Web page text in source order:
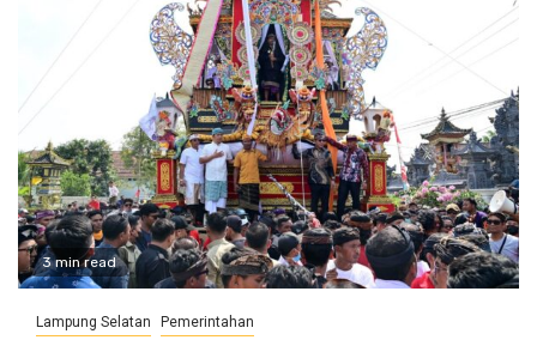
3 min read
Lampung Selatan Pemerintahan